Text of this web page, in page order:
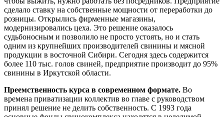
сделало ставку на собственные мощности от переработки до
розницы. Открылись фирменные магазины,
модернизировались цеха. Это решение оказалось
судьбоносным и позволило не просто устоять, но и стать
одним из крупнейших производителей свинины и мясной
продукции в восточной Сибири. Сегодня здесь содержится
более 110 тыс. голов свиней, предприятие производит до 95%
свинины в Иркутской области.
Преемственность курса в современном формате. Во
времена приватизации коллектив во главе с руководством
принял решение не делить собственность. С 1993 года